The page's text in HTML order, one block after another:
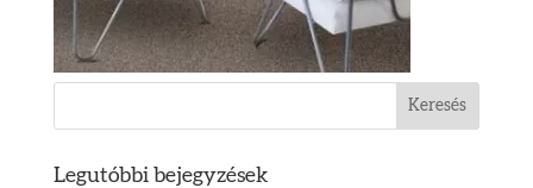
Legutóbbi bejegyzések